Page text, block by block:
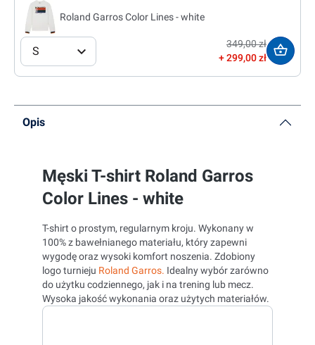
Roland Garros Color Lines - white
S
349,00 zł
299,00 zł
Opis
Męski T-shirt Roland Garros
Color Lines - white
T-shirt o prostym, regularnym kroju. Wykonany w
100% z bawełnianego materiału, który zapewni
wygodę oraz wysoki komfort noszenia. Zdobiony
logo turnieju Roland Garros. Idealny wybór zarówno
do użytku codziennego, jak i na trening lub mecz.
Wysoka jakość wykonania oraz użytych materiałów.